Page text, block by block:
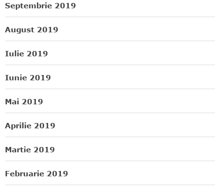
Septembrie 2019
August 2019
Iulie 2019
Iunie 2019
Mai 2019
Aprilie 2019
Martie 2019
Februarie 2019